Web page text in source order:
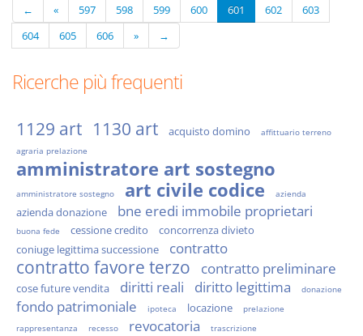
← « 597 598 599 600 601 602
603
604
605 606 » →
Ricerche più frequenti
1129 art 1130 art acquisto domino
affittuario terreno
agraria prelazione
amministratore art sostegno
amministratore sostegno art civile codice azienda
azienda donazione bne eredi immobile proprietari
buona fede cessione credito
concorrenza divieto
coniuge legittima successione
contratto
contratto favore terzo contratto preliminare
cose future vendita diritti reali diritto legittima donazione
fondo patrimoniale ipoteca locazione
prelazione
rappresentanza
recesso revocatoria trascrizione